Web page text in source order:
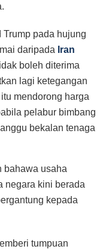
pada hujung
daripada Iran
boleh diterima
lagi ketegangan
mendorong harga
pelabur bimbang
bekalan tenaga
bahawa usaha
negara kini berada
kepada
tumpuan